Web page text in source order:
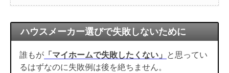
ハウスメーカー選びで失敗しないために
誰もが 「マイホームで失敗したくない」
と思ってい
るはずなのに失敗例は後を絶ちません。